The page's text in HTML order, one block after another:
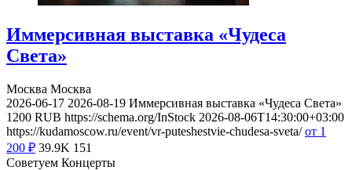
Иммерсивная выставка «Чудеса
Света»
Москва Москва
2026-06-17 2026-08-19 Иммерсивная выставка «Чудеса Света»
1200 RUB https://schema.org/InStock 2026-08-06T14:30:00+03:00
https://kudamoscow.ru/event/vr-puteshestvie-chudesa-sveta/ от 1
200 ₽ 39.9K 151
Советуем Концерты